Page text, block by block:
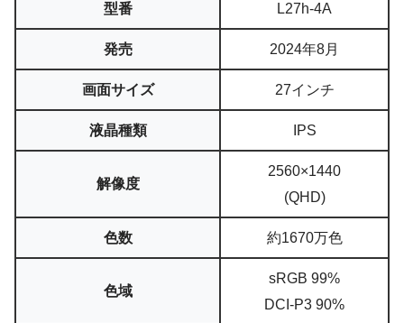
型番 L27h-4A
発売 2024年8月
画面サイズ 27インチ
液晶種類 IPS
解像度
2560×1440
(QHD)
色数 約1670万色
色域
sRGB 99%
DCI-P3 90%